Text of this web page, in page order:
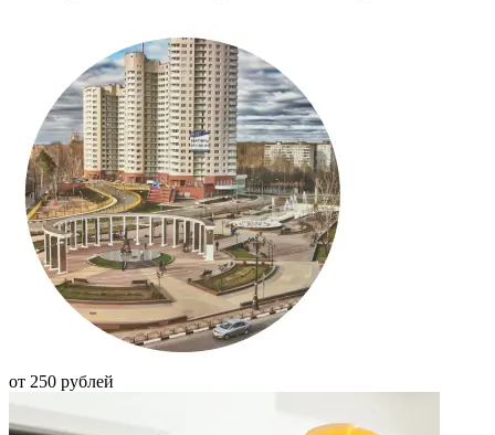
от 250 рублей